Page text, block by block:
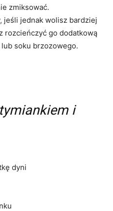
zmiksować.
jeśli jednak wolisz bardziej
rozcieńczyć go dodatkową
soku brzozowego.
i
dyni